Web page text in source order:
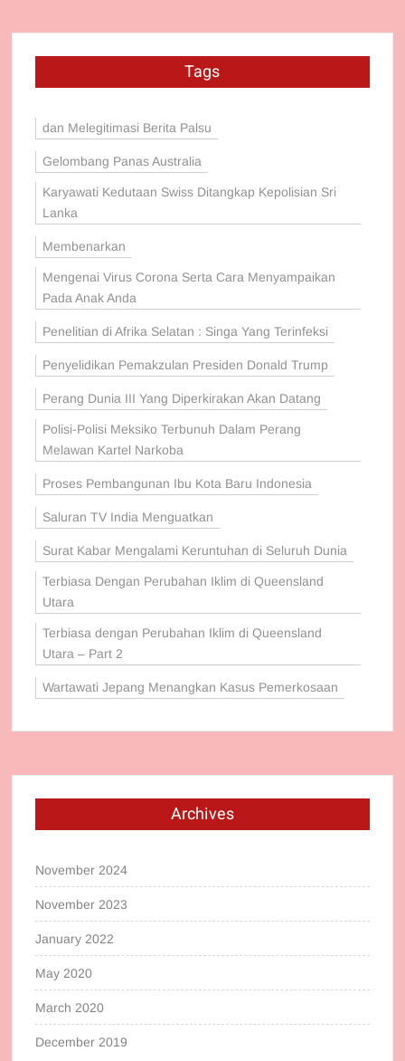
Tags
dan Melegitimasi Berita Palsu
Gelombang Panas Australia
Karyawati Kedutaan Swiss Ditangkap Kepolisian Sri
Lanka
Membenarkan
Mengenai Virus Corona Serta Cara Menyampaikan
Pada Anak Anda
Penelitian di Afrika Selatan : Singa Yang Terinfeksi
Penyelidikan Pemakzulan Presiden Donald Trump
Perang Dunia III Yang Diperkirakan Akan Datang
Polisi-Polisi Meksiko Terbunuh Dalam Perang
Melawan Kartel Narkoba
Proses Pembangunan Ibu Kota Baru Indonesia
Saluran TV India Menguatkan
Surat Kabar Mengalami Keruntuhan di Seluruh Dunia
Terbiasa Dengan Perubahan Iklim di Queensland
Utara
Terbiasa dengan Perubahan Iklim di Queensland
Utara – Part 2
Wartawati Jepang Menangkan Kasus Pemerkosaan
Archives
November 2024
November 2023
January 2022
May 2020
March 2020
December 2019